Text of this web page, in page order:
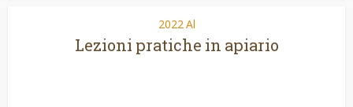
2022 Al
Lezioni pratiche in apiario